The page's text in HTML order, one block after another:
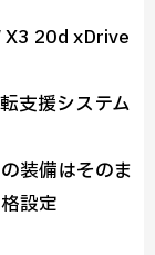
20d xDrive
支援システム
装備はそのま
設定